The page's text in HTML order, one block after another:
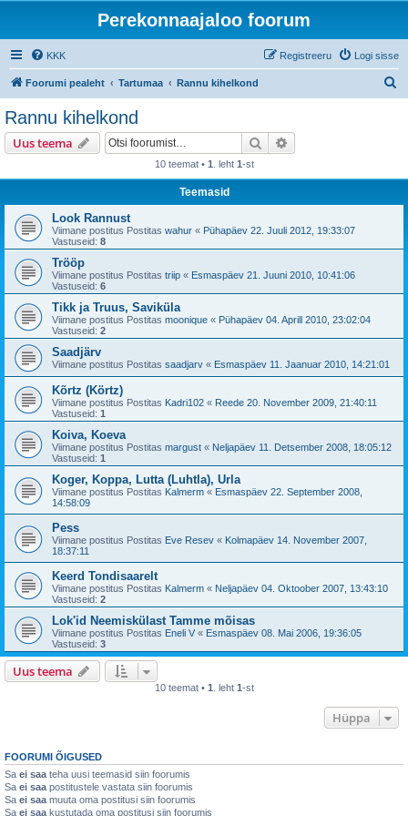
Perekonnaajaloo foorum
KKK Logi sisse
Registreeru
Foorumi pealeht Tartumaa Rannu kihelkond
Rannu kihelkond
Uus teema Otsi
10 teemat • 1 . leht 1-st
Teemasid
Look Rannust
Viimane postitus Postitas wahur « Pühapäev 22. Juuli 2012, 19:33:07
Vastuseid: 8
Trööp
Viimane postitus Postitas triip « Esmaspäev 21. Juuni 2010, 10:41:06
Vastuseid: 6
Tikk ja Truus, Saviküla
Viimane postitus Postitas moonique « Pühapäev 04. Aprill 2010, 23:02:04
Vastuseid: 2
Saadjärv
Viimane postitus Postitas saadjarv « Esmaspäev 11. Jaanuar 2010, 14:21:01
Kõrtz (Körtz)
Viimane postitus Postitas Kadri102 « Reede 20. November 2009, 21:40:11
Vastuseid: 1
Koiva, Koeva
Viimane postitus Postitas margust « Neljapäev 11. Detsember 2008, 18:05:12
Vastuseid: 1
Koger, Koppa, Lutta (Luhtla), Urla
Viimane postitus Postitas Kalmerm « Esmaspäev 22. September 2008,
14:58:09
Pess
Viimane postitus Postitas Eve Resev « Kolmapäev 14. November 2007,
18:37:11
Keerd Tondisaarelt
Viimane postitus Postitas Kalmerm « Neljapäev 04. Oktoober 2007, 13:43:10
Vastuseid: 2
Lok'id Neemiskülast Tamme mõisas
Viimane postitus Postitas Eneli V « Esmaspäev 08. Mai 2006, 19:36:05
Vastuseid: 3
Uus teema
10 teemat • 1 . leht 1-st
Hüppa
FOORUMI ÕIGUSED
Sa ei saa teha uusi teemasid siin foorumis
Sa ei saa postitustele vastata siin foorumis
Sa ei saa muuta oma postitusi siin foorumis
Sa ei saa kustutada oma postitusi siin foorumis